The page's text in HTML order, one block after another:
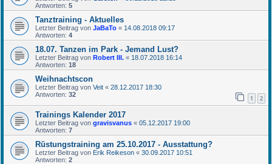
Antworten: 5
Tanztraining - Aktuelles
Letzter Beitrag von JaBaTo « 14.08.2018 09:17
Antworten: 4
18.07. Tanzen im Park - Jemand Lust?
Letzter Beitrag von Robert III. « 18.07.2018 16:14
Antworten: 18
Weihnachtscon
Letzter Beitrag von Veit « 28.12.2017 18:30
Antworten: 32 1 2
Trainings Kalender 2017
Letzter Beitrag von gravisvanus « 05.12.2017 19:00
Antworten: 7
Rüstungstraining am 25.10.2017 - Ausstattung?
Letzter Beitrag von Erik Reikeson « 30.09.2017 10:51
Antworten: 2